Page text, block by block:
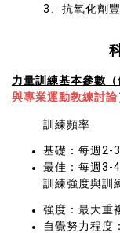
3、抗氧化劑
力量訓練基本參數
與專業運動教練討論
訓練頻率
基礎：每週2-
最佳：每週3-
訓練強度與訓
強度：最大重
自覺努力程度